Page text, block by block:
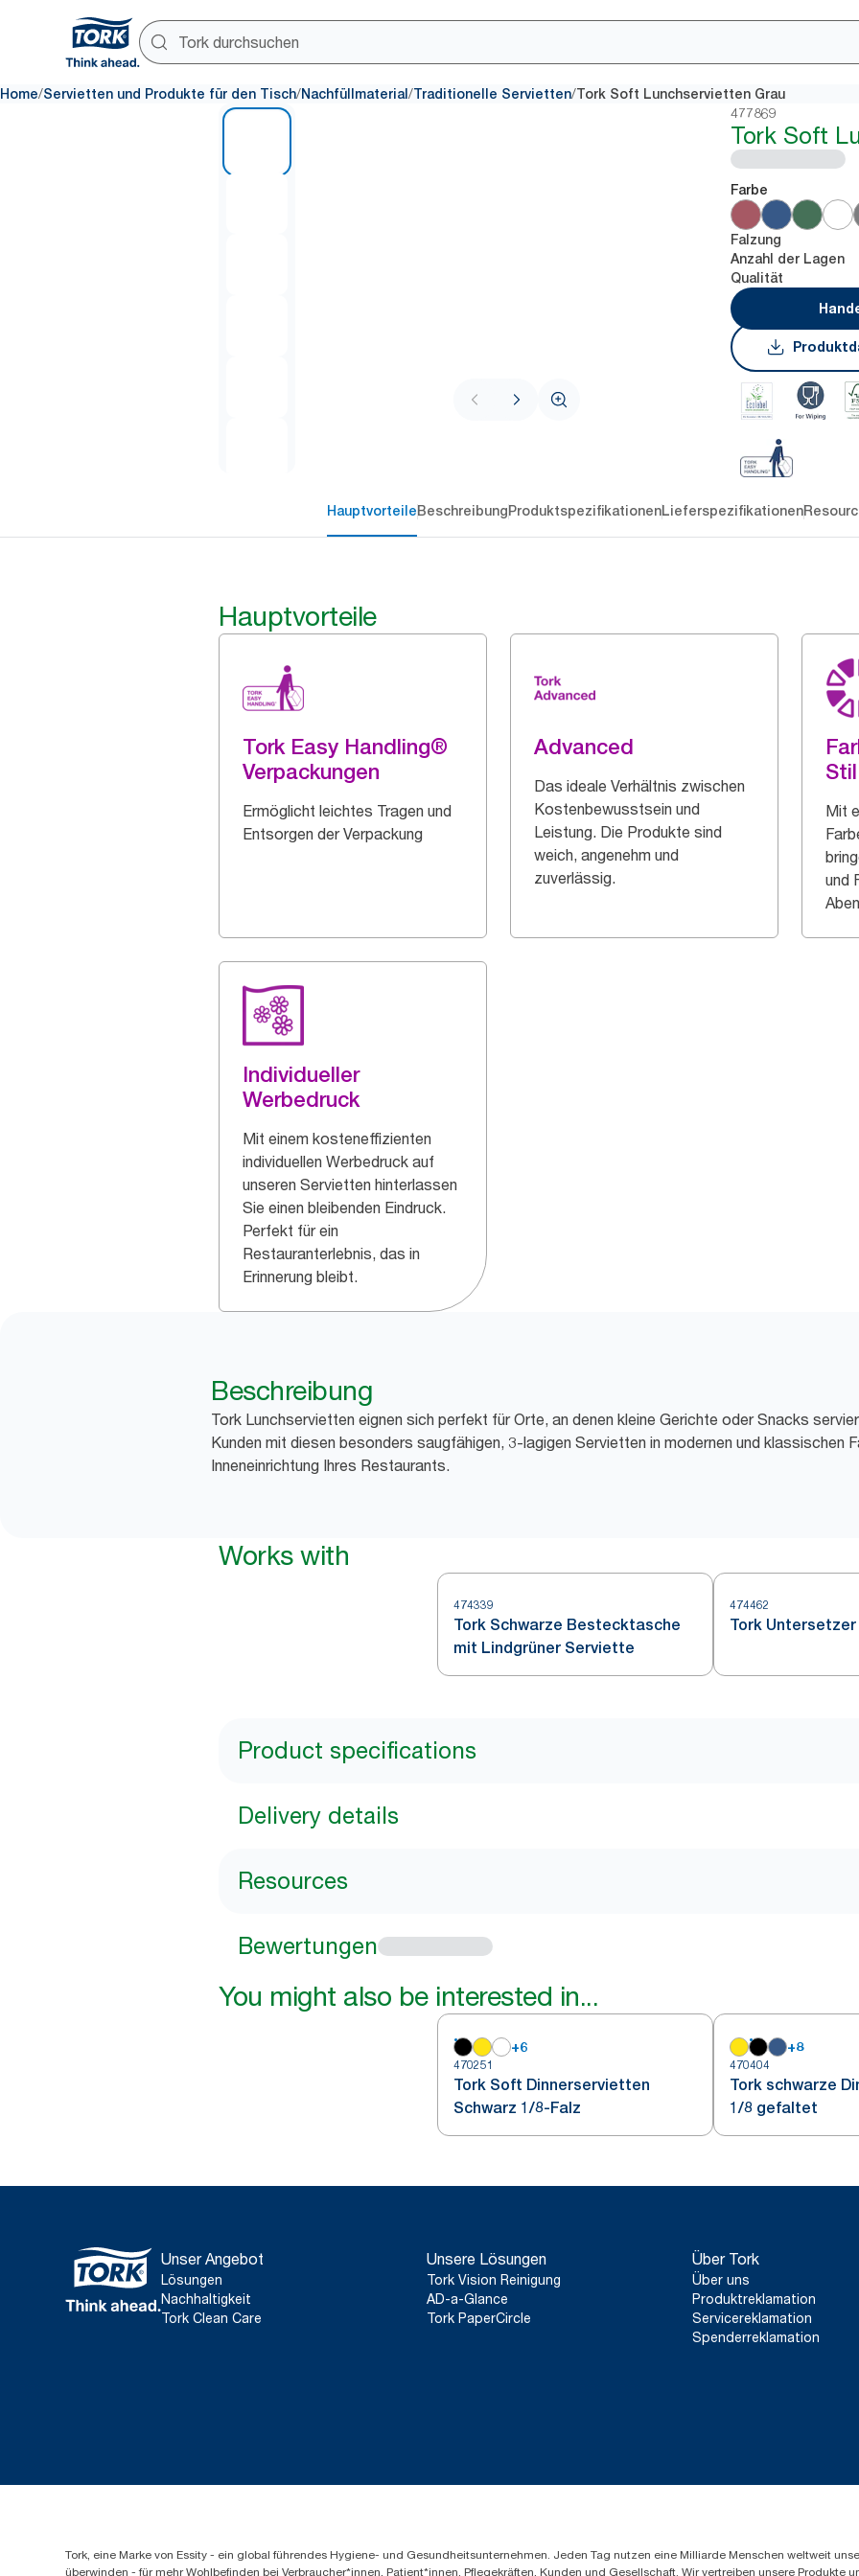
Home/Servietten und Produkte für den Tisch/Nachfüllmaterial/Traditionelle Servietten/Tork Soft Lunchservietten Grau
477869
Tork Soft
Farbe
Falzung
Anzahl der Lagen
Qualität
HauptvorteileBeschreibungProduktspezifikationenLieferspezifikationen
Hauptvorteile
Tork Easy Handling®
Verpackungen
Ermöglicht leichtes Tragen und
Entsorgen der Verpackung
Advanced
Das ideale Verhältnis zwischen
Kostenbewusstsein und
Leistung. Die Produkte sind
weich, angenehm und
zuverlässig.
Stil
Mit
und
Individueller
Werbedruck
Mit einem kosteneffizienten
individuellen Werbedruck auf
unseren Servietten hinterlassen
Sie einen bleibenden Eindruck.
Perfekt für ein
Restauranterlebnis, das in
Erinnerung bleibt.
Beschreibung
Tork Lunchservietten eignen sich perfekt für Orte, an denen kleine Gerichte oder Snacks
Kunden mit diesen besonders saugfähigen, 3-lagigen Servietten in modernen und klassischen
Inneneinrichtung Ihres Restaurants.
Works with
474339
Tork Schwarze Bestecktasche
mit Lindgrüner Serviette
474462
Tork Untersetzer
Product specifications
Delivery details
Resources
Bewertungen
You might also be interested in...
+6
470251
Tork Soft Dinnerservietten
Schwarz 1/8-Falz
+8
470404
Tork schwarze
1/8 gefaltet
Unser Angebot
Lösungen
Nachhaltigkeit
Tork Clean Care
Unsere Lösungen
Tork Vision Reinigung
AD-a-Glance
Tork PaperCircle
Über Tork
Über uns
Produktreklamation
Servicereklamation
Spenderreklamation
Tork, eine Marke von Essity - ein global führendes Hygiene- und Gesundheitsunternehmen. Jeden Tag nutzen eine Milliarde Menschen weltweit
überwinden - für mehr Wohlbefinden bei Verbraucher*innen, Patient*innen, Pflegekräften, Kunden und Gesellschaft. Wir vertreiben unsere Produkte